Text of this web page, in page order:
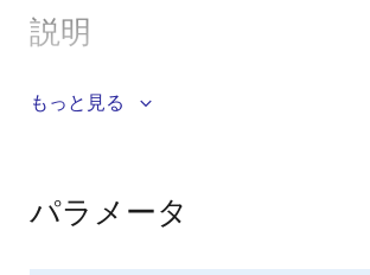
説明
DA9132は、高効率のデュアルチャネル
電子システムで大電流レールに電力供給
もっと見る
パラメータ